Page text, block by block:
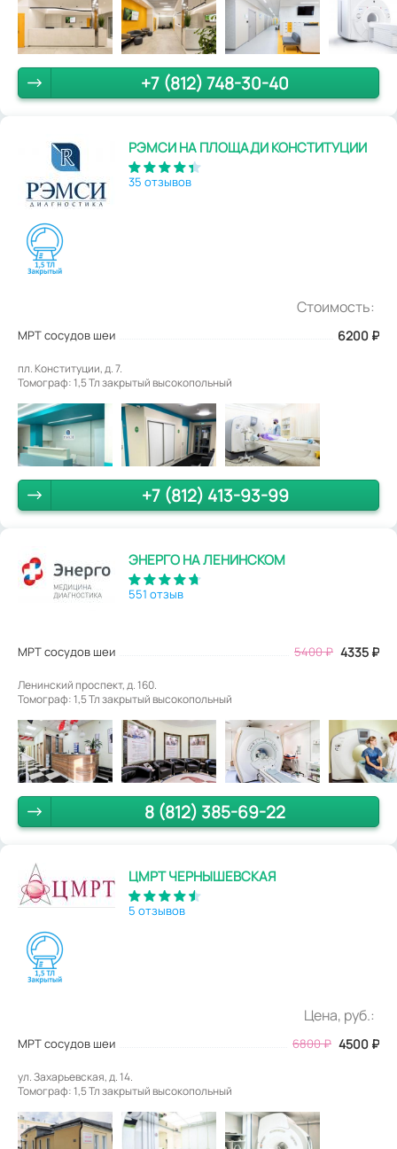
+7 (812) 748-30-40
РЭМСИ НА ПЛОЩАДИ КОНСТИТУЦИИ
35 отзывов
Стоимость:
МРТ сосудов шеи 6200 ₽
пл. Конституции, д. 7.
Томограф: 1,5 Тл закрытый высокопольный
+7 (812) 413-93-99
ЭНЕРГО НА ЛЕНИНСКОМ
551 отзыв
МРТ сосудов шеи 5400₽ 4335 ₽
Ленинский проспект, д. 160.
Томограф: 1,5 Тл закрытый высокопольный
8 (812) 385-69-22
ЦМРТ ЧЕРНЫШЕВСКАЯ
5 отзывов
Цена, руб.:
МРТ сосудов шеи 6800₽ 4500 ₽
ул. Захарьевская, д. 14.
Томограф: 1,5 Тл закрытый высокопольный